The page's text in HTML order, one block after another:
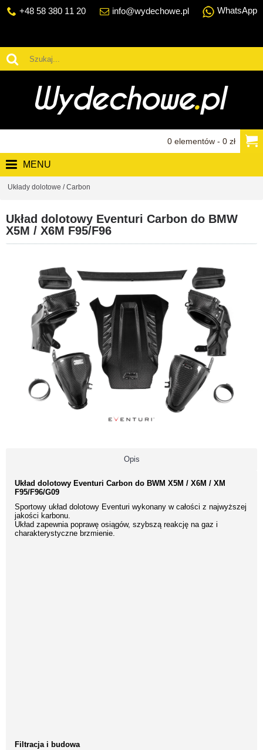
+48 58 380 11 20 info@wydechowe.pl WhatsApp
0 elementów - 0 zł
MENU
Układy dolotowe / Carbon
Układ dolotowy Eventuri Carbon do BMW
X5M / X6M F95/F96
Opis
Układ dolotowy Eventuri Carbon do BWM X5M / X6M / XM
F95/F96/G09
Sportowy układ dolotowy Eventuri wykonany w całości z najwyższej
jakości karbonu.
Układ zapewnia poprawę osiągów, szybszą reakcję na gaz i
charakterystyczne brzmienie.
Filtracja i budowa